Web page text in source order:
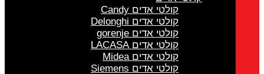
קולטי אדים Candy
קולטי אדים Delonghi
קולטי אדים gorenje
קולטי אדים LACASA
קולטי אדים Midea
קולטי אדים Siemens